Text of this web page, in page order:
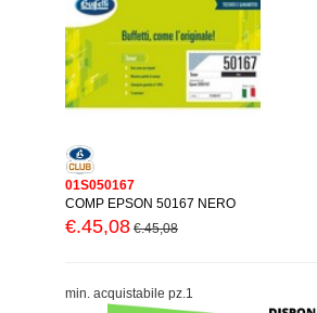
01S050167
COMP EPSON 50167 NERO
€.45,08 €.45,08
min. acquistabile pz.1